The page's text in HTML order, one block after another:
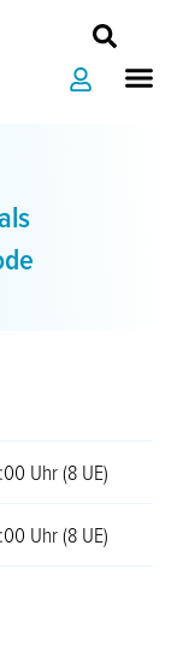
Uhr (8 UE)
Uhr (8 UE)